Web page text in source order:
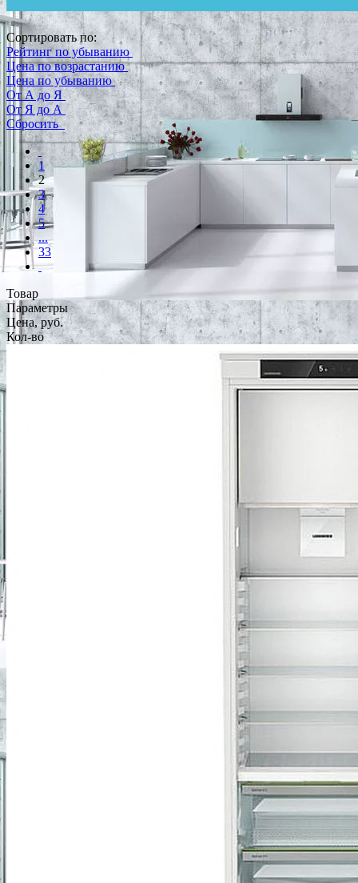
Сортировать по:
Рейтинг по убыванию
Цена по возрастанию
Цена по убыванию
От А до Я
От Я до А
Сбросить
1
2
3
4
5
...
33
Товар
Параметры
Цена, руб.
Кол-во